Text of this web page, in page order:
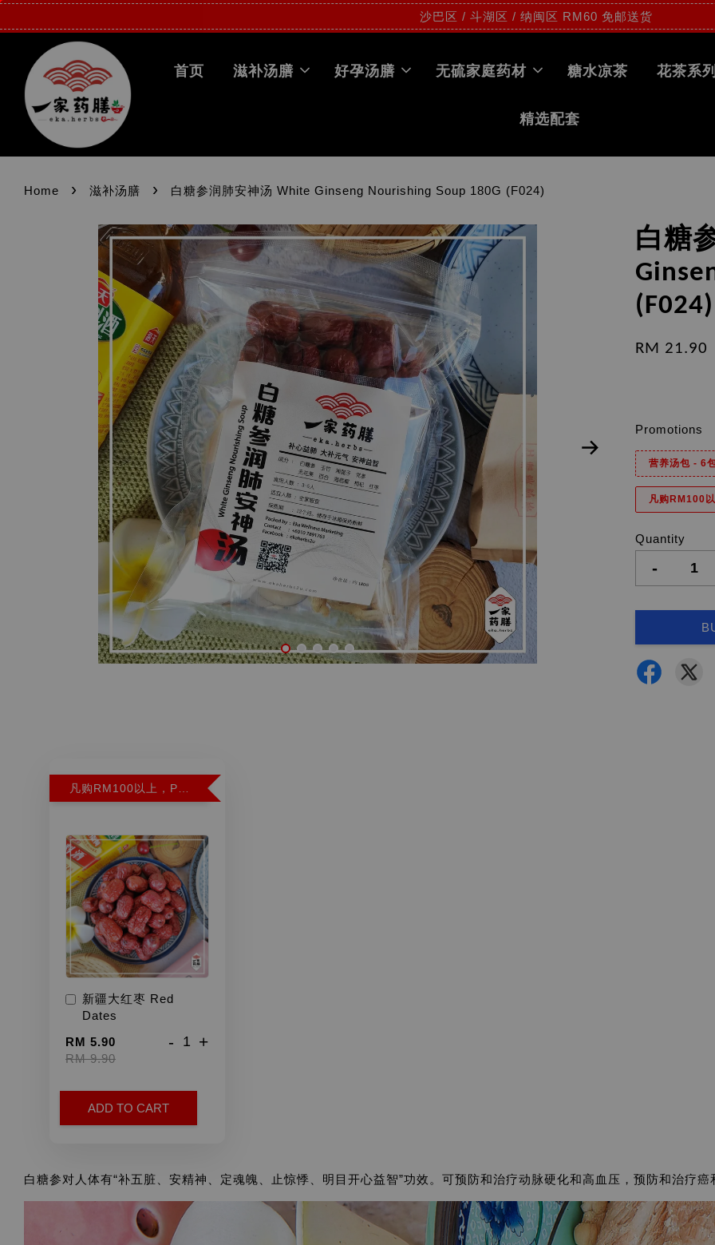
沙巴区 / 斗湖区 / 纳闽区 RM60 免邮送货
首页 滋补汤膳 好孕汤膳 无硫家庭药材 糖水凉茶 花茶系
精选配套
Home › 滋补汤膳 › 白糖参润肺安神汤 White Ginseng Nourishing Soup 180G (F024)
白糖
(F024)
RM 21.90
Promotions
营养汤包 - 6
凡购RM100
Quantity
-
新疆大红枣 Red
Dates
RM 5.90
RM 9.90
- +
ADD TO CART
白糖参对人体有“补五脏、安精神、定魂魄、止惊悸、明目开心益智”功效。可预防和治疗动脉硬化和高血压，预防和治疗癌